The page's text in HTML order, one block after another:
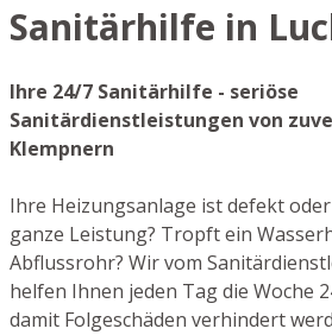
Sanitärhilfe in
Ihre 24/7 Sanitärhilfe - seriöse
Sanitärdienstleistungen von
Klempnern
Ihre Heizungsanlage ist defekt
ganze Leistung? Tropft ein
Abflussrohr? Wir vom
helfen Ihnen jeden Tag die Woche
damit Folgeschäden verhindert